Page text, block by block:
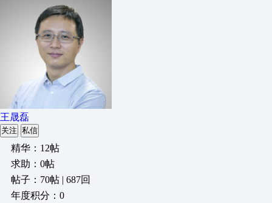
王晟磊
关注 私信
精华：12帖
求助：0帖
帖子：70帖 | 687回
年度积分：0